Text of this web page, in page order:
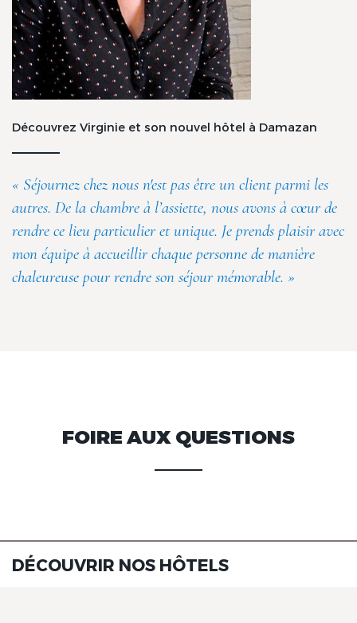
Découvrez Virginie et son nouvel hôtel à Damazan
« Séjournez chez nous n'est pas être un client parmi les
autres. De la chambre à l’assiette, nous avons à cœur de
rendre ce lieu particulier et unique. Je prends plaisir avec
mon équipe à accueillir chaque personne de manière
chaleureuse pour rendre son séjour mémorable. »
FOIRE AUX QUESTIONS
DÉCOUVRIR NOS HÔTELS